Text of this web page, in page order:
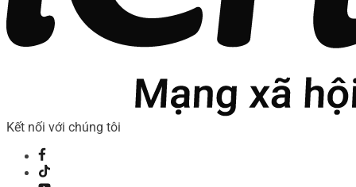
Kết nối với chúng tôi